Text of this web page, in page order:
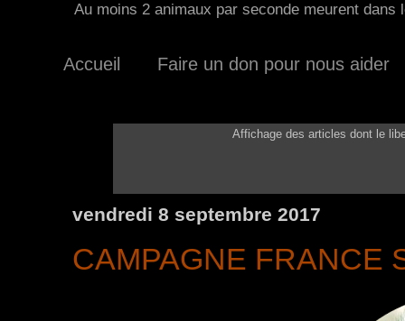
Au moins 2 animaux par seconde meurent
Accueil Faire un don pour nous aider
Affichage des articles dont le
vendredi 8 septembre 2017
CAMPAGNE FRANCE